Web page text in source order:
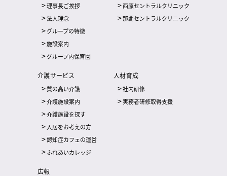
理事長ご挨拶
法人理念
グループの特徴
施設案内
グループ内保育園
西原セントラルクリニック
那覇セントラルクリニック
介護サービス
質の高い介護
介護施設案内
介護施設を探す
入居をお考えの方
認知症カフェの運営
ふれあいカレッジ
人材育成
社内研修
実務者研修取得支援
広報